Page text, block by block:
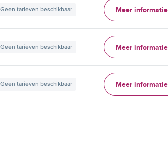
Geen tarieven beschikbaar Meer informatie
Geen tarieven beschikbaar Meer informatie
Geen tarieven beschikbaar Meer informatie